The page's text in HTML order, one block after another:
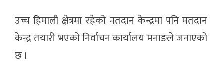
उच्च हिमाली क्षेत्रमा रहेको मतदान केन्द्रमा पनि मतदान
केन्द्र तयारी भएको निर्वाचन कार्यालय मनाङले जनाएको
छ ।